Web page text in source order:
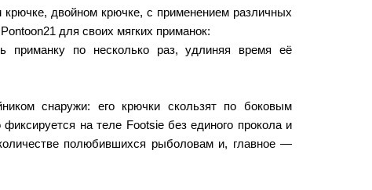
двойном крючке, с применением различных
для своих мягких приманок:
приманку по несколько раз, удлиняя время её
снаружи: его крючки скользят по боковым
на теле Footsie без единого прокола и
полюбившихся рыболовам и, главное —